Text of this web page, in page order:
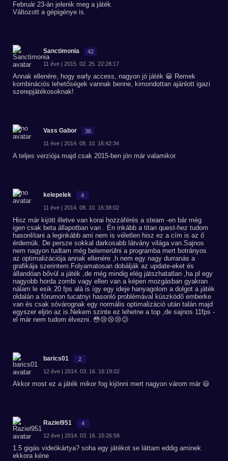
Február 23-án jelenik meg a játék.
Változott a gépigénye is.
Sanctimonia 42
11 éve | 2015. 02. 25. 22:28:17
Annak ellenére, hogy early access, nagyon jó játék 😀 Remek
kombinációs lehetőségek vannak benne, kimondottan ajánlott igazi
szerepjátékosoknak!
Vass Gabor 36
11 éve | 2014. 08. 10. 16:42:34
A teljes verziója majd csak 2015-ben jön már valamikor.
kelepelek 4
11 éve | 2014. 08. 10. 16:38:02
Hisz már kijött illetve van korai hozzáférés a steam -en bár még
igen csak beta állapotban van . Én inkább a titan quest-hez tudom
hasonlítani a leginkább ami nem is véletlen hisz ez a cím is az ő
érdemük. De persze sokkal darkosabb látvány világa van.Sajnos
nem nagyon tudtam még belemerülni a programba mert botrányos
az optimalizációja annak ellenére ,h nem egy nagy durranás a
grafikája szerintem.Folyamatosan dobálják az update-eket és
állandóan bővül a játék ,de még mindig elég játszhatatlan ,ha pl egy
nagyobb horda zombi vagy ellen van a képen mozgásban gyakran
nálam le esik 20 fps alá is így egy ideje hanyagolom a dolgot a játék
oldalán a fórumon tucatnyi hasonló problémával küszködő emberke
van és csak sóvárognak egy normális optimalizáció után talán majd
egyszer eljön az is.Nekem szinte ez lehetne a top ,de sajnos 11fps -
el már nem tudom élvezni. 😳😢😢😢😕
barics01 2
12 éve | 2014. 03. 16. 16:19:02
Akkor most ez a játék mikor fog kijönni mert nagyon várom már 😃
Raziel951 4
12 éve | 2014. 03. 16. 15:26:58
1.5 gigás videókártya? soha egy játékot se láttam eddig aminek
ekkora kéne